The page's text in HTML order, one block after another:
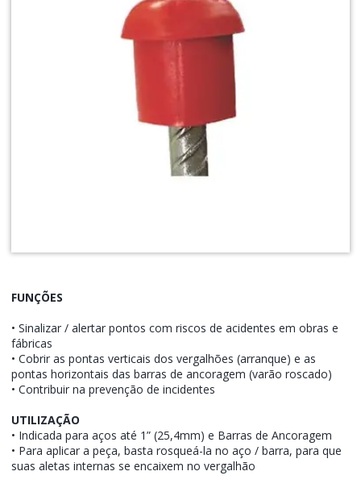
FUNÇÕES
• Sinalizar / alertar pontos com riscos de acidentes em obras e
fábricas
• Cobrir as pontas verticais dos vergalhões (arranque) e as
pontas horizontais das barras de ancoragem (varão roscado)
• Contribuir na prevenção de incidentes
UTILIZAÇÃO
• Indicada para aços até 1” (25,4mm) e Barras de Ancoragem
• Para aplicar a peça, basta rosqueá-la no aço / barra, para que
suas aletas internas se encaixem no vergalhão